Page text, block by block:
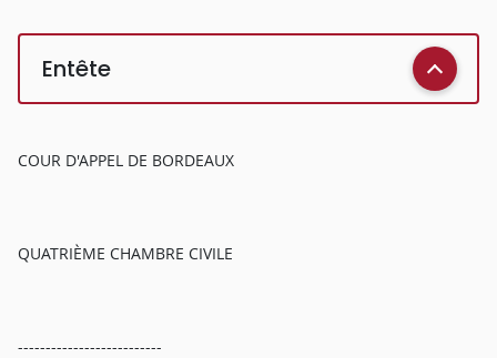
Entête
COUR D'APPEL DE BORDEAUX
QUATRIÈME CHAMBRE CIVILE
--------------------------